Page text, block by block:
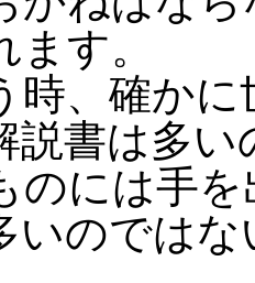
す。
、確かに
説書は多
のには手
いのでは